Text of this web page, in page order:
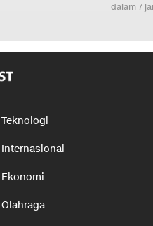
dalam 7
Teknologi
Internasional
Ekonomi
Olahraga